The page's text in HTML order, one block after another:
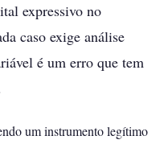
expressivo no
caso exige análise
é um erro que tem
um instrumento legítimo